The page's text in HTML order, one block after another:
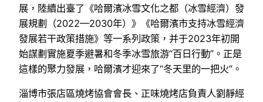
展，陸續出臺了《哈爾濱冰雪文化之都（冰雪經濟）發
展規劃（2022—2030年）》《哈爾濱市支持冰雪經濟
發展若干政策措施》等一系列政策，并于2023年初開
始謀劃實施夏季避暑和冬季冰雪旅游“百日行動”。正是
這樣的聚力發展，哈爾濱才迎來了“冬天里的一把火”。
淄博市張店區燒烤協會會長、正味燒烤店負責人劉靜經